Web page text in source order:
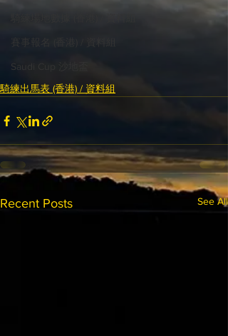
賽事報名 (香港) / 資料組
Saudi Cup 沙地盃
騎練出馬表 (香港) / 資料組
Recent Posts See All